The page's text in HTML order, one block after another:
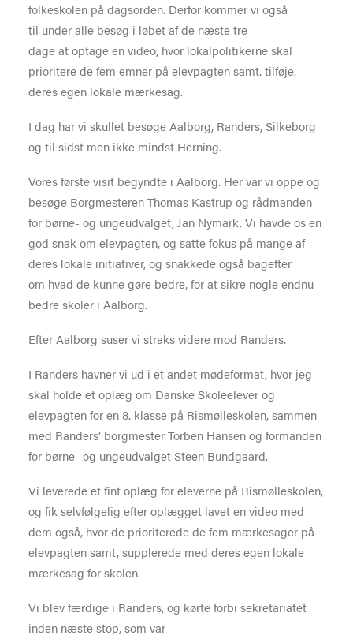
folkeskolen på dagsorden. Derfor kommer vi også
til under alle besøg i løbet af de næste tre
dage at optage en video, hvor lokalpolitikerne skal
prioritere de fem emner på elevpagten samt. tilføje,
deres egen lokale mærkesag.
I dag har vi skullet besøge Aalborg, Randers, Silkeborg
og til sidst men ikke mindst Herning.
Vores første visit begyndte i Aalborg. Her var vi oppe og
besøge Borgmesteren Thomas Kastrup og rådmanden
for børne- og ungeudvalget, Jan Nymark. Vi havde os en
god snak om elevpagten, og satte fokus på mange af
deres lokale initiativer, og snakkede også bagefter
om hvad de kunne gøre bedre, for at sikre nogle endnu
bedre skoler i Aalborg.
Efter Aalborg suser vi straks videre mod Randers.
I Randers havner vi ud i et andet mødeformat, hvor jeg
skal holde et oplæg om Danske Skoleelever og
elevpagten for en 8. klasse på Rismølleskolen, sammen
med Randers’ borgmester Torben Hansen og formanden
for børne- og ungeudvalget Steen Bundgaard.
Vi leverede et fint oplæg for eleverne på Rismølleskolen,
og fik selvfølgelig efter oplægget lavet en video med
dem også, hvor de prioriterede de fem mærkesager på
elevpagten samt, supplerede med deres egen lokale
mærkesag for skolen.
Vi blev færdige i Randers, og kørte forbi sekretariatet
inden næste stop, som var